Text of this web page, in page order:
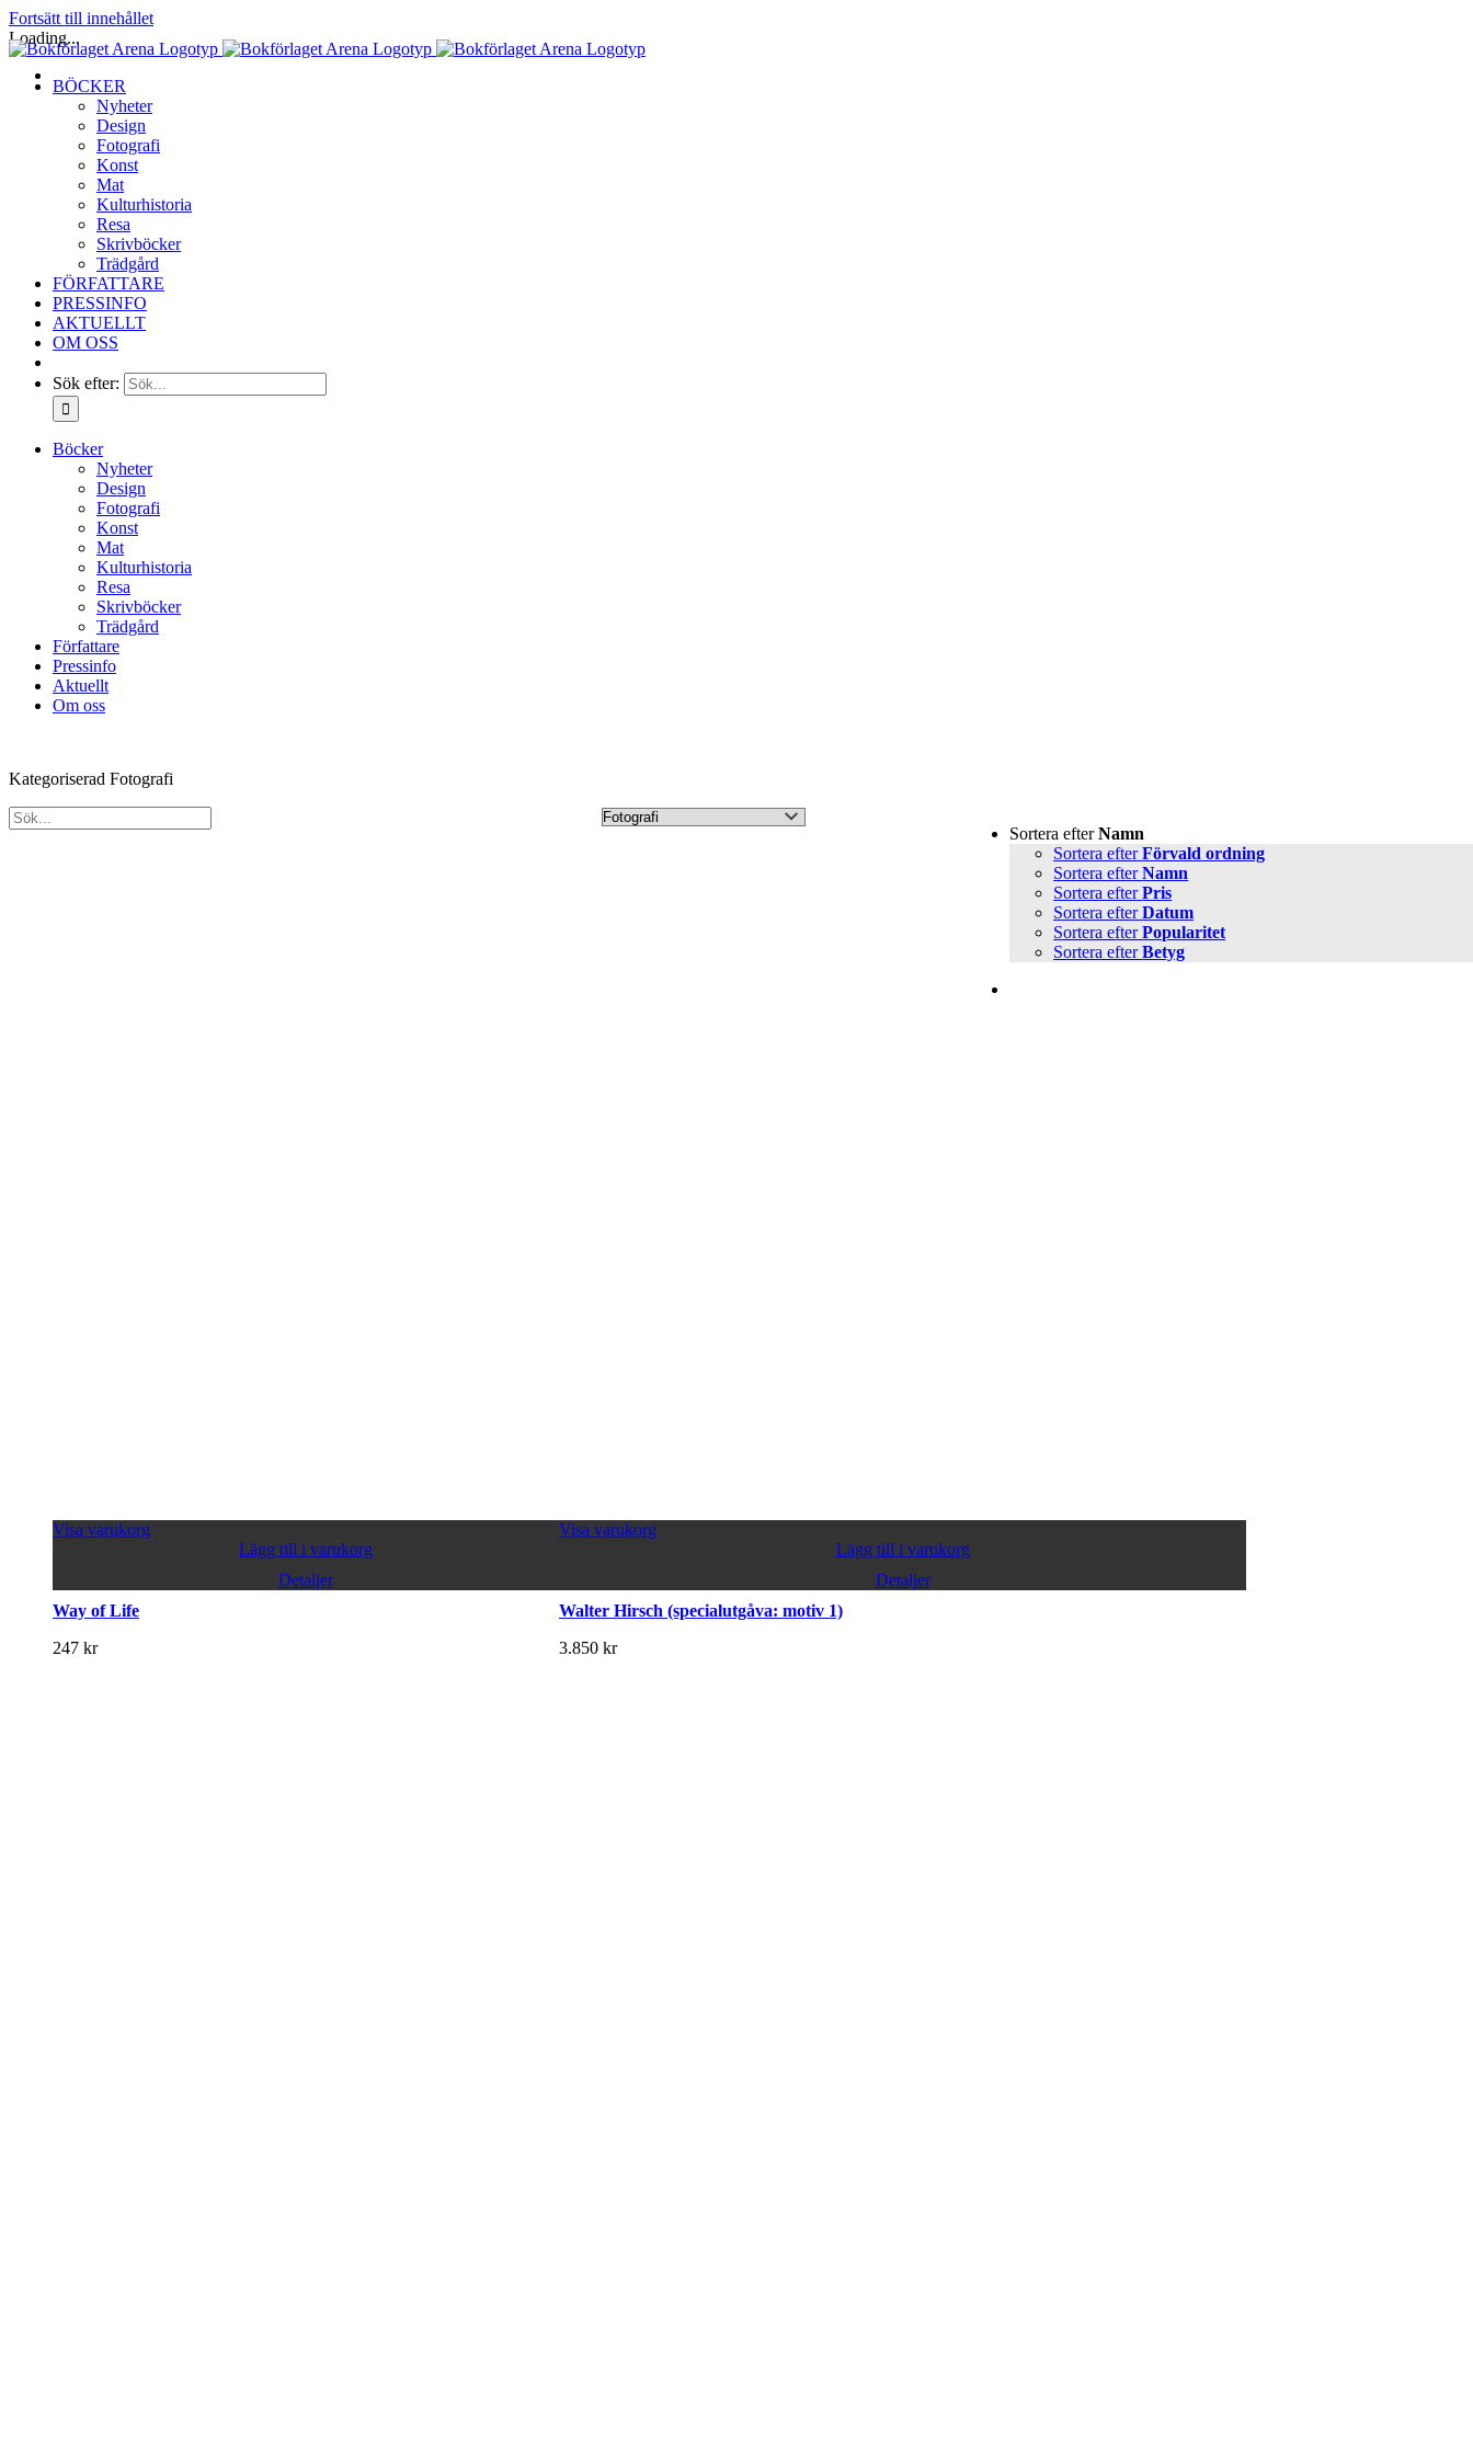
Fortsätt till innehållet
BÖCKER
Nyheter
Design
Fotografi
Konst
Mat
Kulturhistoria
Resa
Skrivböcker
Trädgård
FÖRFATTARE
PRESSINFO
AKTUELLT
OM OSS
Sök efter:
Böcker
Nyheter
Design
Fotografi
Konst
Mat
Kulturhistoria
Resa
Skrivböcker
Trädgård
Författare
Pressinfo
Aktuellt
Om oss
Loading...
Kategoriserad Fotografi
Sortera efterNamn
Sortera efterFörvald ordning
Sortera efterNamn
Sortera efterPris
Sortera efterDatum
Sortera efterPopularitet
Sortera efterBetyg
Visa varukorg
Lägg till i varukorg
Detaljer
Way of Life
247 kr
Visa varukorg
Lägg till i varukorg
Detaljer
Walter Hirsch (specialutgåva: motiv 1)
3.850 kr